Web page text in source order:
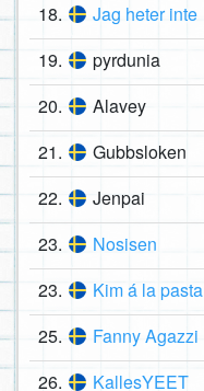
18. Jag heter inte
19. pyrdunia
20. Alavey
21. Gubbsloken
22. Jenpai
23. Nosisen
23. Kim á la pasta
25. Fanny Agazzi
26. KallesYEET